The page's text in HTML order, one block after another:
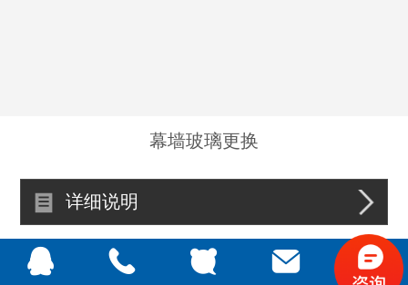
幕墙玻璃更换
详细说明